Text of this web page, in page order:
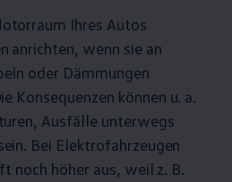
Ihres Autos
anrichten, wenn sie an
oder Dämmungen
Konsequenzen können u. a.
Ausfälle unterwegs
Bei Elektrofahrzeugen
noch höher aus, weil z. B.